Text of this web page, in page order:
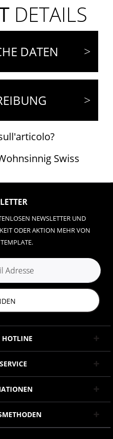
DETAILS
DATEN
Swiss
NEWSLETTER UND
ODER AKTION MEHR VON
HOTLINE